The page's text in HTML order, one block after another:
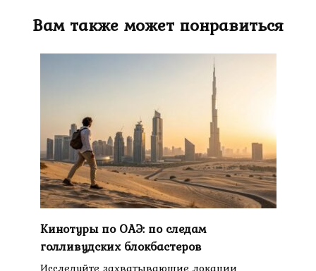
Вам также может понравиться
Кинотуры по ОАЭ: по следам
голливудских блокбастеров
Исследуйте захватывающие локации